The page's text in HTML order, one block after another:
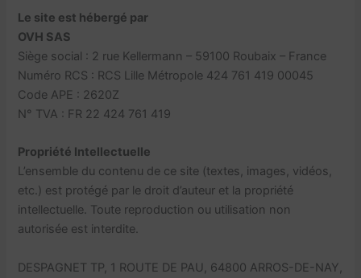
Le site est hébergé par
OVH SAS
Siège social : 2 rue Kellermann – 59100 Roubaix – France
Numéro RCS : RCS Lille Métropole 424 761 419 00045
Code APE : 2620Z
N° TVA : FR 22 424 761 419
Propriété Intellectuelle
L’ensemble du contenu de ce site (textes, images, vidéos,
etc.) est protégé par le droit d’auteur et la propriété
intellectuelle. Toute reproduction ou utilisation non
autorisée est interdite.
DESPAGNET TP, 1 ROUTE DE PAU, 64800 ARROS-DE-NAY,